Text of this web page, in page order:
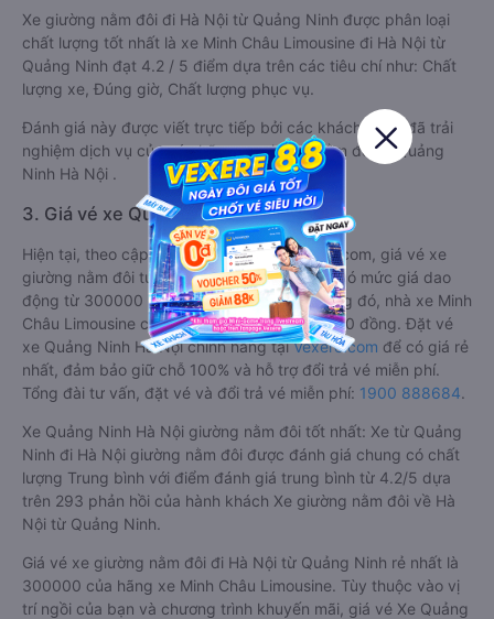
Xe giường nằm đôi đi Hà Nội từ Quảng Ninh được phân loại
chất lượng tốt nhất là xe Minh Châu Limousine đi Hà Nội từ
Quảng Ninh đạt 4.2 / 5 điểm dựa trên các tiêu chí như: Chất
lượng xe, Đúng giờ, Chất lượng phục vụ.
Đánh giá này được viết trực tiếp bởi các khách hàng đã trải
nghiệm dịch vụ của các hãng xe giường nằm đôi đi Quảng
Ninh Hà Nội .
3. Giá vé xe Quảng Ninh Hà Nội
Hiện tại, theo cập nhật mới nhất của Vexere.com, giá vé xe
giường nằm đôi tuyến Hà Nội - Quảng Ninh có mức giá dao
động từ 300000 đồng - 500000 đồng. Trong đó, nhà xe Minh
Châu Limousine có giá vé rẻ nhất, chỉ 300000 đồng. Đặt vé
xe Quảng Ninh Hà Nội chính hãng tạiVexere.com để có giá rẻ
nhất, đảm bảo giữ chỗ 100% và hỗ trợ đổi trả vé miễn phí.
Tổng đài tư vấn, đặt vé và đổi trả vé miễn phí: 1900 888684.
Xe Quảng Ninh Hà Nội giường nằm đôi tốt nhất: Xe từ Quảng
Ninh đi Hà Nội giường nằm đôi được đánh giá chung có chất
lượng Trung bình với điểm đánh giá trung bình từ 4.2/5 dựa
trên 293 phản hồi của hành khách Xe giường nằm đôi về Hà
Nội từ Quảng Ninh.
Giá vé xe giường nằm đôi đi Hà Nội từ Quảng Ninh rẻ nhất là
300000 của hãng xe Minh Châu Limousine. Tùy thuộc vào vị
trí ngồi của bạn và chương trình khuyến mãi, giá vé Xe Quảng